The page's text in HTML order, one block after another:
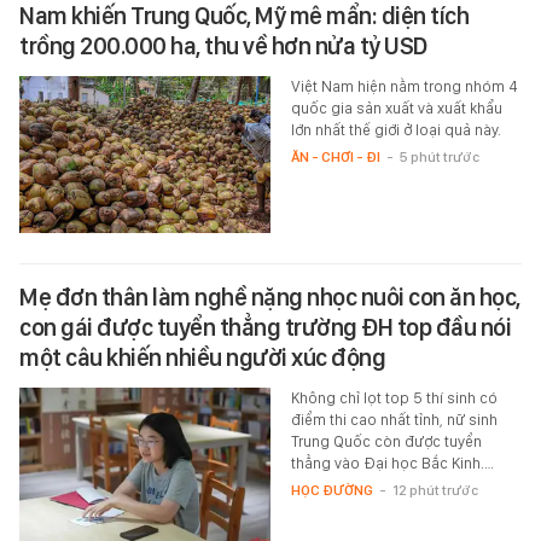
Nam khiến Trung Quốc, Mỹ mê mẩn: diện tích
trồng 200.000 ha, thu về hơn nửa tỷ USD
Việt Nam hiện nằm trong nhóm 4
quốc gia sản xuất và xuất khẩu
lớn nhất thế giới ở loại quả này.
ĂN - CHƠI - ĐI - 5 phút trước
Mẹ đơn thân làm nghề nặng nhọc nuôi con ăn học,
con gái được tuyển thẳng trường ĐH top đầu nói
một câu khiến nhiều người xúc động
Không chỉ lọt top 5 thí sinh có
điểm thi cao nhất tỉnh, nữ sinh
Trung Quốc còn được tuyển
thẳng vào Đại học Bắc Kinh.…
HỌC ĐƯỜNG - 12 phút trước